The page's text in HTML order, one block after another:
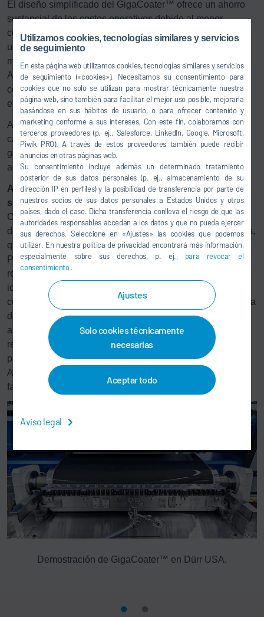
Utilizamos cookies, tecnologías similares y servicios
de seguimiento
En esta página web utilizamos cookies, tecnologías similares y servicios
de seguimiento («cookies»). Necesitamos su consentimiento para
cookies que no solo se utilizan para mostrar técnicamente nuestra
página web, sino también para facilitar el mejor uso posible, mejorarla
basándose en sus hábitos de usuario, o para ofrecer contenido y
marketing conforme a sus intereses. Con este fin, colaboramos con
terceros proveedores (p. ej., Salesforce, LinkedIn, Google, Microsoft,
Piwik PRO). A través de estos proveedores también puede recibir
anuncios en otras páginas web.
Su consentimiento incluye además un determinado tratamiento
posterior de sus datos personales (p. ej., almacenamiento de su
dirección IP en perfiles) y la posibilidad de transferencia por parte de
nuestros socios de sus datos personales a Estados Unidos y otros
países, dado el caso. Dicha transferencia conlleva el riesgo de que las
autoridades responsables accedan a los datos y que no pueda ejercer
sus derechos. Seleccione en «Ajustes» las cookies que podemos
utilizar. En nuestra política de privacidad encontrará más información,
especialmente sobre sus derechos, p. ej., para revocar el
consentimiento.
Ajustes
Solo cookies técnicamente
necesarias
Aceptar todo
Aviso legal
El diseño simplificado del GigaCoater™ ofrece un ahorro
sustancial de los costes operativos debido al menor
consumo de energía gracias al sistema de secado único,
una menor manipulación de rodillos, además de requerir
menos personal gracias al diseño de un solo nivel.
Adicionalmente, se reduce tanto el consumo de materiales
como la necesidad de espacio. Todas estas mejoras de
eficiencia en conjunto ofrecen un importante ahorro anual.
Además del ahorro de costes, el GigaCoater™ mejora la
calidad del producto al evitar que los bordes se enrollen,
garantiza un secado uniforme por ambas caras y mejora la
alineación del revestimiento de arriba a abajo.
Ampliación de la gama de productos de recubrimiento
simultáneo de las dos caras
Con el GigaCoater™, Dürr amplía su cartera de productos
de máquinas de recubrimiento simultáneo de las dos caras,
que hasta ahora incluía el PilotCoater y ProCoater.
Procesando láminas de hasta 350 mm con velocidades de
recubrimiento de hasta 10 metros/minuto, el PilotCoater es
ideal tanto para la producción como para el desarrollo
contínuo de procesos y productos. El ProCoater, un sistema
de recubrimiento a mayor escala, es adecuado para
anchuras de banda de 350 a 700 mm y velocidades de
recubrimiento de hasta 50 metros/minuto, lo que permite la
producción de baterías de iones de litio a gran escala.
Ambos productos se utilizan ya en los principales
fabricantes de baterías de todo el mundo.
Demostración de GigaCoater™ en Dürr USA.